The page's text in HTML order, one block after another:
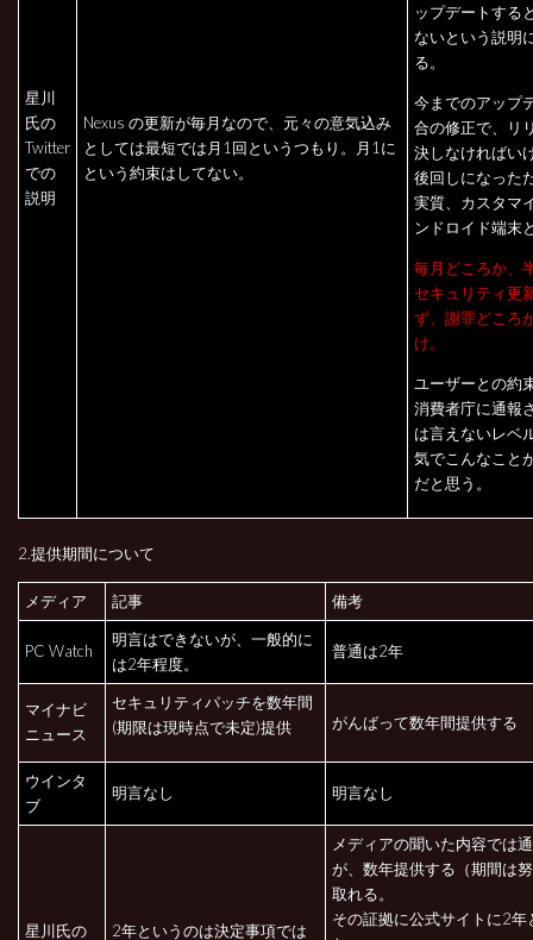
星川
氏の
Twitter
での
説明
Nexus の更新が毎月なので、元々の意気込み
としては最短では月1回というつもり。月1に
という約束はしてない。
ップデートする
ないという説明
る。
今までのアップ
合の修正で、リ
決しなければい
後回しになった
実質、カスタマ
ンドロイド端末
毎月どころか、
セキュリティ更
ず、謝罪どころ
け。
ユーザーとの約
消費者庁に通報
は言えないレベ
気でこんなこと
だと思う。
2.提供期間について
メディア 記事 備考
PC Watch
明言はできないが、一般的に
は2年程度。
普通は2年
マイナビ
ニュース
セキュリティパッチを数年間
(期限は現時点で未定)提供
がんばって数年間提供する
ウインタ
ブ
明言なし 明言なし
星川氏の 2年というのは決定事項では
メディアの聞いた内容では
が、数年提供する（期間は
取れる。
その証拠に公式サイトに2年